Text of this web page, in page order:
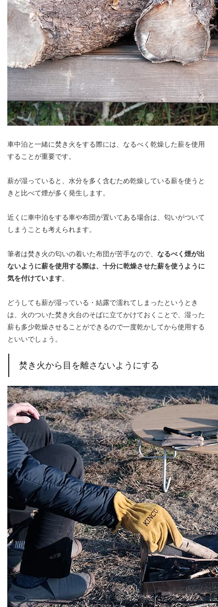
車中泊と一緒に焚き火をする際には、なるべく乾燥した薪を使用
することが重要です。
薪が湿っていると、水分を多く含むため乾燥している薪を使うと
きと比べて煙が多く発生します。
近くに車中泊をする車や布団が置いてある場合は、匂いがついて
しまうことも考えられます。
筆者は焚き火の匂いの着いた布団が苦手なので、 なるべく煙が出
ないように薪を使用する際は、十分に乾燥させた薪を使うように
気を付けています。
どうしても薪が湿っている・結露で濡れてしまったというとき
は、火のついた焚き火台のそばに立てかけておくことで、湿った
薪も多少乾燥させることができるので一度乾かしてから使用する
といいでしょう。
焚き火から目を離さないようにする